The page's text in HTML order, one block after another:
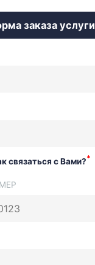
заказа услуги
связаться с Вами?*